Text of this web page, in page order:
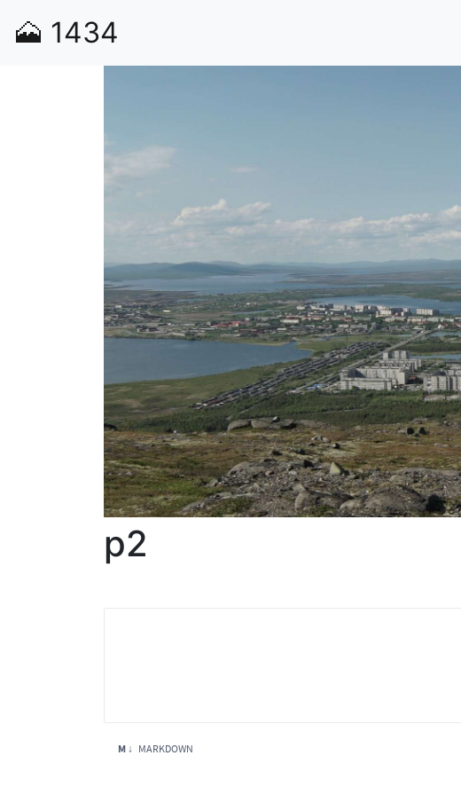
🗻 1434
p2
M ↓ MARKDOWN